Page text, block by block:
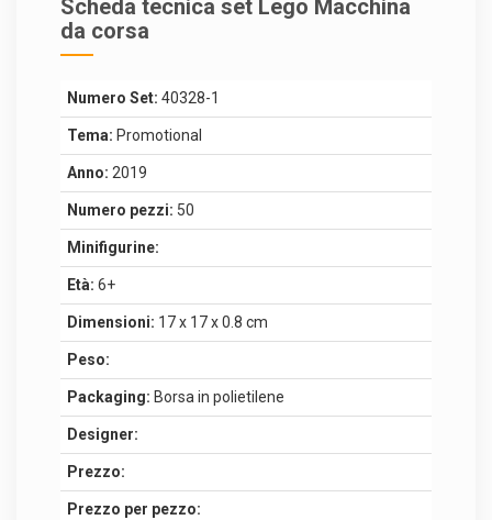
Scheda tecnica set Lego Macchina
da corsa
Numero Set: 40328-1
Tema: Promotional
Anno: 2019
Numero pezzi: 50
Minifigurine:
Età: 6+
Dimensioni: 17 x 17 x 0.8 cm
Peso:
Packaging: Borsa in polietilene
Designer:
Prezzo:
Prezzo per pezzo: